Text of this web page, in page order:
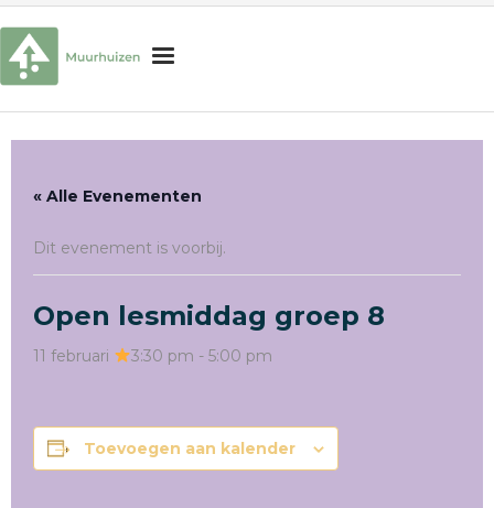
e
Praktische informatie
Interesse in onze school?
Zoekknop
« Alle Evenementen
Dit evenement is voorbij.
Open lesmiddag groep 8
11 februari 3:30 pm - 5:00 pm
Toevoegen aan kalender